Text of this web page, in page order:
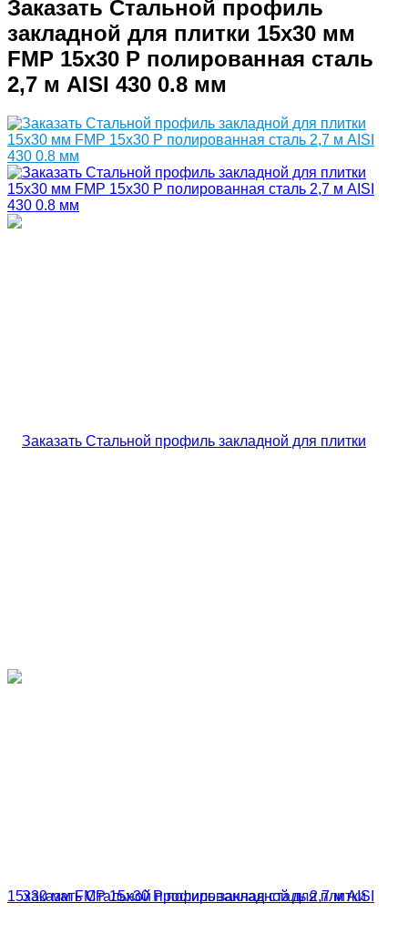
Заказать Стальной профиль
закладной для плитки 15х30 мм
FMP 15х30 P полированная сталь
2,7 м AISI 430 0.8 мм